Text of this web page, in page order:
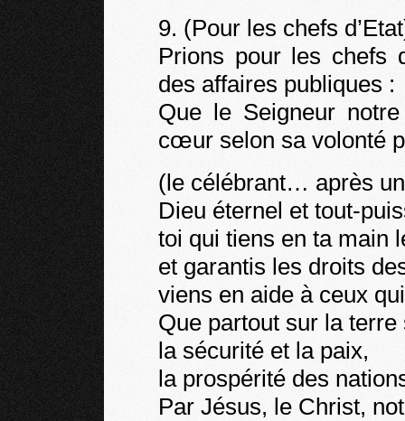
9. (Pour les chefs
Prions pour les chefs
des affaires publiques :
Que le Seigneur
cœur selon sa volonté
(le célébrant… après
Dieu éternel et tout-
toi qui tiens en ta main
et garantis les droits
viens en aide à ceux
Que partout sur la terre
la sécurité et la paix,
la prospérité des
Par Jésus, le Christ,